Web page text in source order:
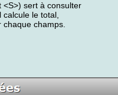
<S>) sert à consulter
le total,
champs.